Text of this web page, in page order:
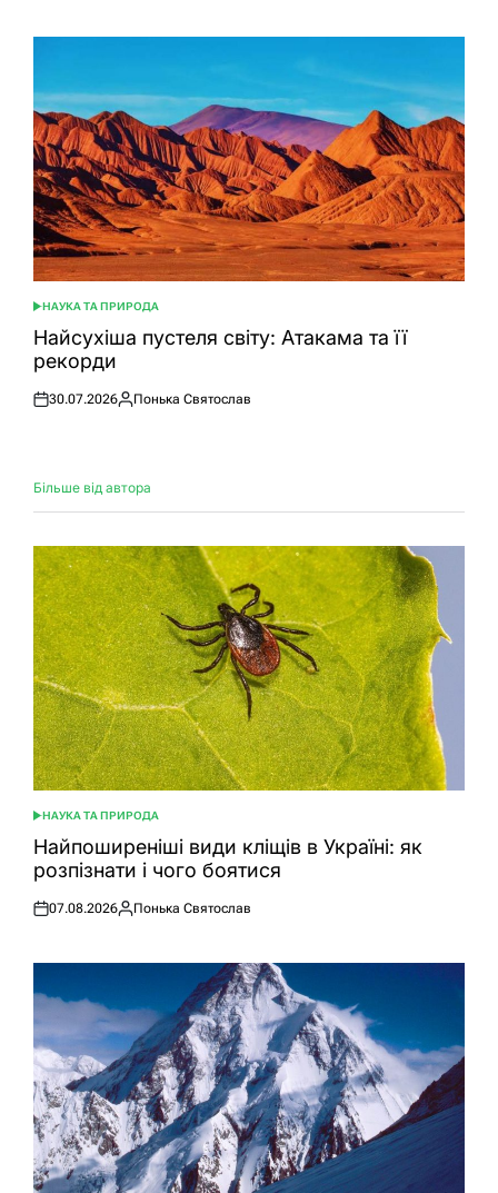
ОПУБЛІКУВАТИ
У
НАУКА ТА ПРИРОДА
Найсухіша пустеля світу: Атакама та її
рекорди
Оприлюднено
30.07.2026
Опубліковано
Понька Святослав
Більше від автора
ОПУБЛІКУВАТИ
У
НАУКА ТА ПРИРОДА
Найпоширеніші види кліщів в Україні: як
розпізнати і чого боятися
Оприлюднено
07.08.2026
Опубліковано
Понька Святослав